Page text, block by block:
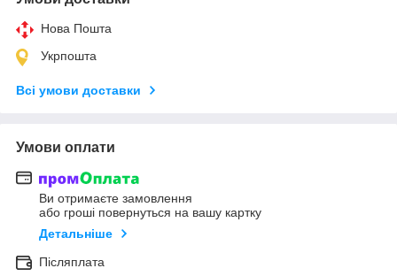
Нова Пошта
Укрпошта
Всі умови доставки
Умови оплати
Ви отримаєте замовлення
або гроші повернуться на вашу картку
Детальніше
Післяплата